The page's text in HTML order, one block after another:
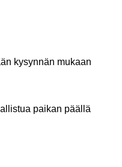
kysynnän mukaan
paikan päällä